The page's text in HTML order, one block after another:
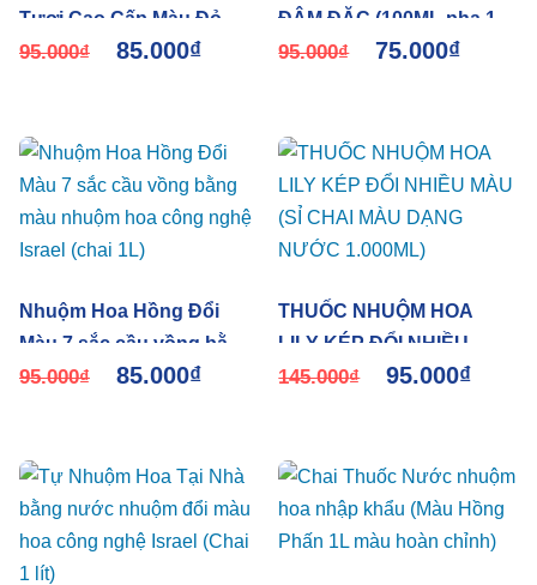
Tươi Cao Cấp Màu Đỏ
Đậm Boost PRE 11 nhập
95.000₫ 85.000₫
ĐẬM ĐẶC (100ML pha 1L
nước màu hoàn chỉnh)
95.000₫ 75.000₫
Nhuộm Hoa Hồng Đổi
Màu 7 sắc cầu vồng bằng
màu nhuộm hoa công
95.000₫ 85.000₫
THUỐC NHUỘM HOA
LILY KÉP ĐỔI NHIỀU
MÀU (SỈ CHAI MÀU DẠNG
145.000₫ 95.000₫